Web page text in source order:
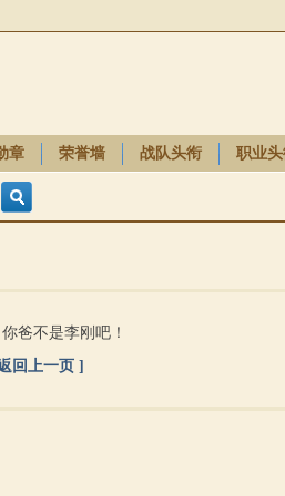
章 荣誉墙 战队头衔 职业
索爸不是李刚吧！
回上一页 ]